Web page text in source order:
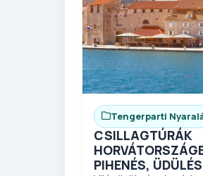
Tengerparti
CSILLAGTÚRÁK
PIHENÉS,